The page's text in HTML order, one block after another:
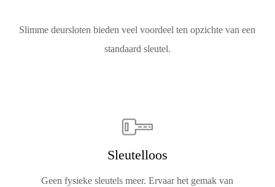
Slimme deursloten bieden veel voordeel ten opzichte van een
standaard sleutel.
Sleutelloos
Geen fysieke sleutels meer. Ervaar het gemak van